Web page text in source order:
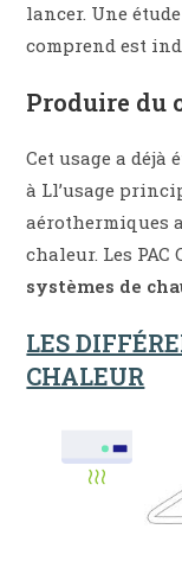
lancer. Une
comprend est
Produire du
Cet usage a déjà
à Ll’usage
aérothermiques
chaleur. Les
systèmes de
LES
CHALEUR